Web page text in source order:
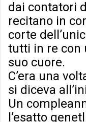
dai contatori
recitano in
corte
tutti in re con
suo cuore.
C’era una
si diceva
Un
l’esatto